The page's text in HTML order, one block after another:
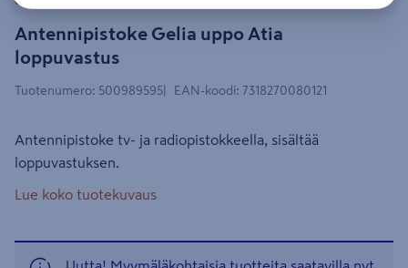
Antennipistoke Gelia uppo Atia
loppuvastus
Tuotenumero: 500989595 EAN-koodi: 7318270080121
Antennipistoke tv- ja radiopistokkeella, sisältää
loppuvastuksen.
Lue koko tuotekuvaus